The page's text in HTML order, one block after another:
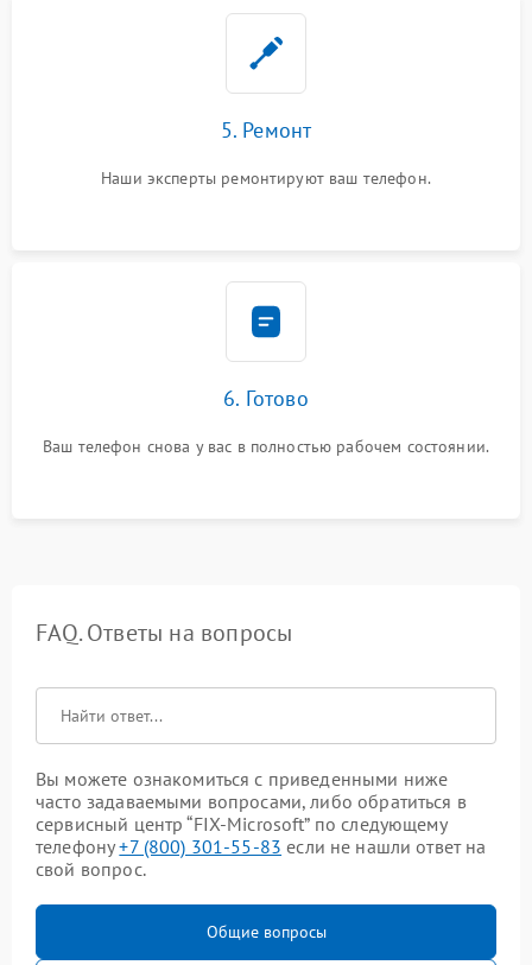
5. Ремонт
Наши эксперты ремонтируют ваш телефон.
6. Готово
Ваш телефон снова у вас в полностью рабочем состоянии.
FAQ. Ответы на вопросы
Вы можете ознакомиться с приведенными ниже
часто задаваемыми вопросами, либо обратиться в
сервисный центр “FIX-Microsoft” по следующему
телефону+7 (800) 301-55-83 если не нашли ответ на
свой вопрос.
Общие вопросы